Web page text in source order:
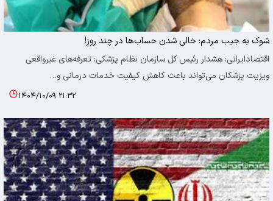
شوک به جیب مردم: خالی شدن حساب‌ها در چند روز!
اقتصادایرانی: هشدار رئیس کل سازمان نظام پزشکی: تعرفه‌های غیرواقعی
ویزیت پزشکان می‌تواند باعث کاهش کیفیت خدمات درمانی و…
۱۴۰۴/۱۰/۰۹ ۲۱:۳۲